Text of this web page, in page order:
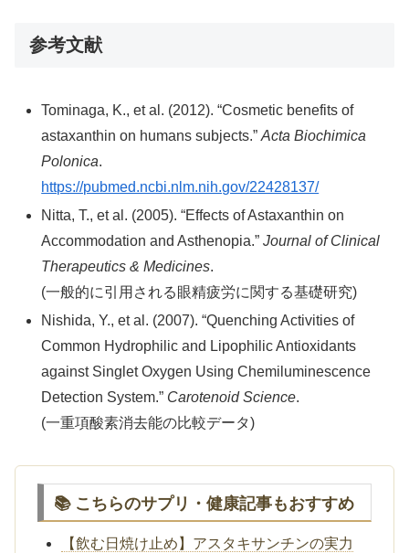
参考文献
Tominaga, K., et al. (2012). “Cosmetic benefits of
astaxanthin on humans subjects.”Acta Biochimica
Polonica.
https://pubmed.ncbi.nlm.nih.gov/22428137/
Nitta, T., et al. (2005). “Effects of Astaxanthin on
Accommodation and Asthenopia.”Journal of Clinical
Therapeutics & Medicines.
(一般的に引用される眼精疲労に関する基礎研究)
Nishida, Y., et al. (2007). “Quenching Activities of
Common Hydrophilic and Lipophilic Antioxidants
against Singlet Oxygen Using Chemiluminescence
Detection System.” Carotenoid Science.
(一重項酸素消去能の比較データ)
📚 こちらのサプリ・健康記事もおすすめ
【飲む日焼け止め】アスタキサンチンの実力